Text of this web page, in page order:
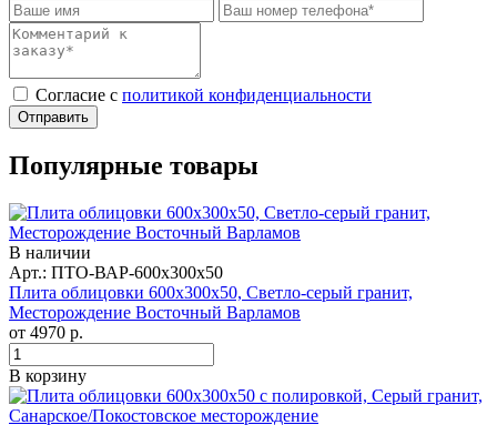
Cогласие с политикой конфиденциальности
Отправить
Популярные товары
В наличии
Арт.: ПТО-ВАР-600х300х50
Плита облицовки 600x300x50, Светло-серый гранит,
Месторождение Восточный Варламов
от 4970 р.
В корзину